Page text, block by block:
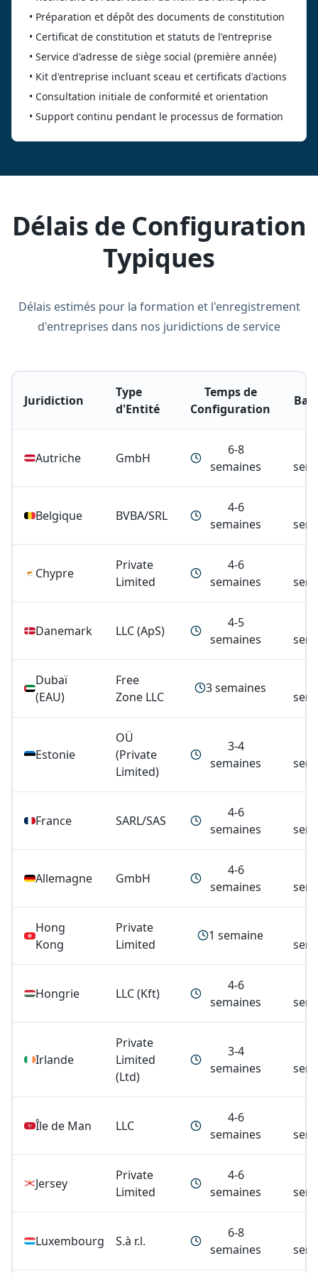
• Préparation et dépôt des documents de constitution
• Certificat de constitution et statuts de l'entreprise
• Service d'adresse de siège social (première année)
• Kit d'entreprise incluant sceau et certificats d'actions
• Consultation initiale de conformité et orientation
• Support continu pendant le processus de formation
Délais de Configuration
Typiques
Délais estimés pour la formation et l'enregistrement
d'entreprises dans nos juridictions de service
Juridiction
Type
d'Entité
Temps de
Configuration
Autriche GmbH
6-8
semaines
Belgique BVBA/SRL
4-6
semaines
Chypre
Private
Limited
4-6
semaines
Danemark LLC (ApS)
4-5
semaines
Dubaï
(EAU)
Free
Zone LLC
3 semaines
Estonie
OÜ
(Private
Limited)
3-4
semaines
France SARL/SAS
4-6
semaines
Allemagne GmbH
4-6
semaines
Hong
Kong
Private
Limited
1 semaine
Hongrie LLC (Kft)
4-6
semaines
Irlande
Private
Limited
(Ltd)
3-4
semaines
Île de Man LLC
4-6
semaines
Jersey
Private
Limited
4-6
semaines
Luxembourg S.à r.l.
6-8
semaines